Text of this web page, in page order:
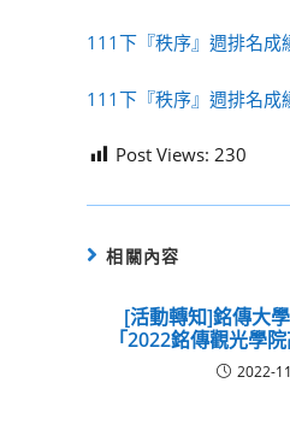
111下『秩序』週排名成
111下『秩序』週排名成
Post Views: 230
相關內容
[活動轉知]銘傳大
「2022銘傳觀光學
2022-